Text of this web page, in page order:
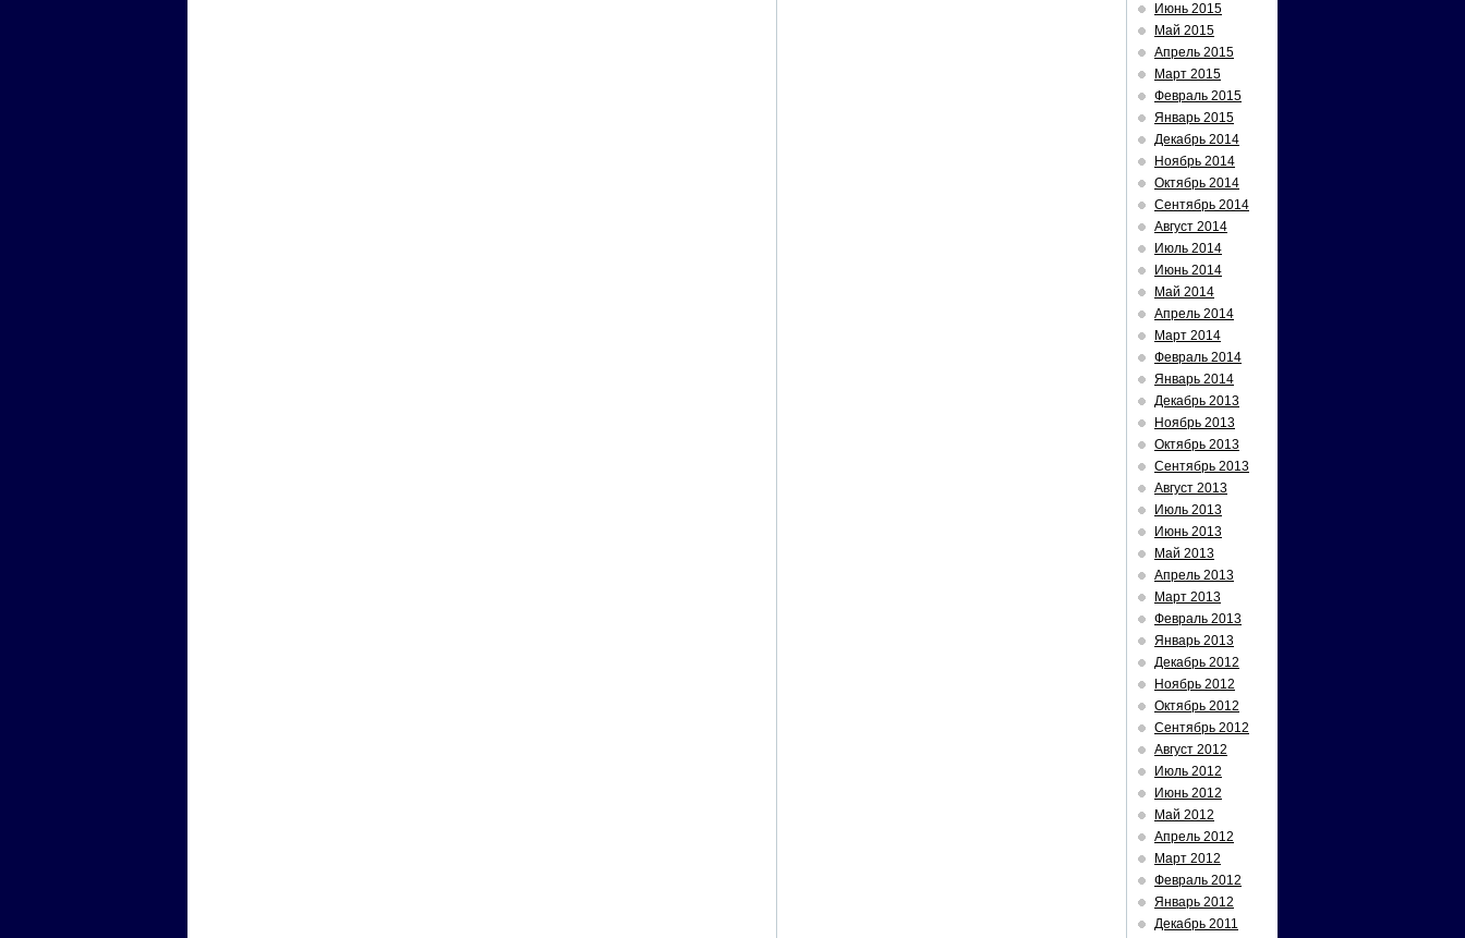
Июнь 2015
Май 2015
Апрель 2015
Март 2015
Февраль 2015
Январь 2015
Декабрь 2014
Ноябрь 2014
Октябрь 2014
Сентябрь 2014
Август 2014
Июль 2014
Июнь 2014
Май 2014
Апрель 2014
Март 2014
Февраль 2014
Январь 2014
Декабрь 2013
Ноябрь 2013
Октябрь 2013
Сентябрь 2013
Август 2013
Июль 2013
Июнь 2013
Май 2013
Апрель 2013
Март 2013
Февраль 2013
Январь 2013
Декабрь 2012
Ноябрь 2012
Октябрь 2012
Сентябрь 2012
Август 2012
Июль 2012
Июнь 2012
Май 2012
Апрель 2012
Март 2012
Февраль 2012
Январь 2012
Декабрь 2011